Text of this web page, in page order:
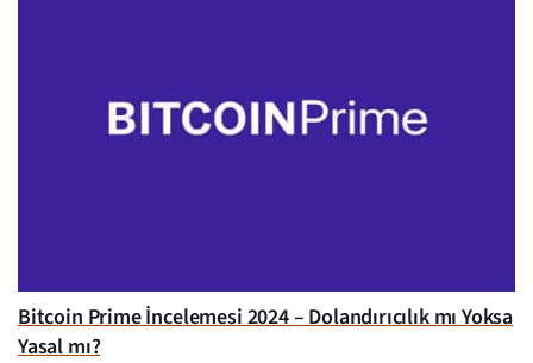
Bitcoin Prime İncelemesi 2024 – Dolandırıcılık mı Yoksa
Yasal mı?